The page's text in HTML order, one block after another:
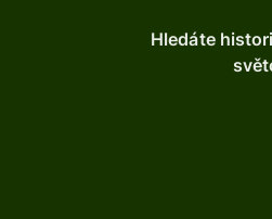
Hledáte